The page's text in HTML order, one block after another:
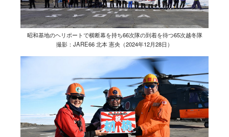
昭和基地のヘリポートで横断幕を持ち66次隊の到着を待つ65次越冬隊
撮影：JARE66 北本 憲央（2024年12月28日）